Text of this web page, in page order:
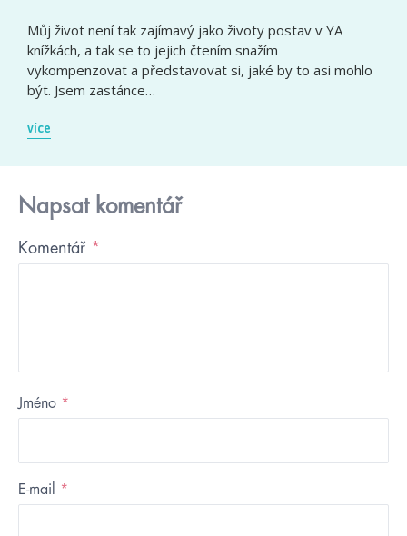
Můj život není tak zajímavý jako životy postav v YA
knížkách, a tak se to jejich čtením snažím
vykompenzovat a představovat si, jaké by to asi mohlo
být. Jsem zastánce…
více
Napsat komentář
Komentář *
Jméno *
E-mail *